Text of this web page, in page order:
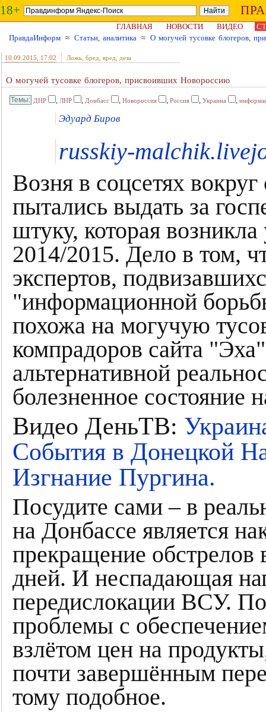
18+
ГЛАВНАЯ НОВОСТИ ВИДЕО
ПравдаИнформ ≈ Статьи, аналитика ≈ О могучей тусовке блогеров,
10.09.2015 , 17:02 Ложь, бред, вред, деза
О могучей тусовке блогеров, присвоивших Новороссию
ДНР , ЛНР , Донбасс , Новороссия , Россия , Украина ,
Эдуард Биров
russkiy-
Возня в соцсетях
пытались выдать за
штуку, которая
2014/2015. Дело в том,
экспертов,
"информационной
похожа на могучую
компрадоров сайта
альтернативной
болезненное состояние
Видео ДеньТВ:
События в Донецкой
Изгнание Пургина.
Посудите сами – в
на Донбассе является
прекращение обстрелов
дней. И неспадающая
передислокации ВСУ.
проблемы с
взлётом цен на
почти завершённым
тому подобное.